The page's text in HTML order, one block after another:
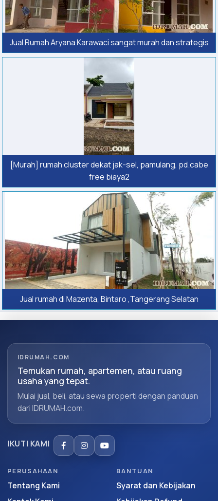
Jual Rumah Aryana Karawaci sangat murah dan strategis
[Murah] rumah cluster dekat jak-sel, pamulang, pd.cabe
free biaya2
Jual rumah di Mazenta, Bintaro ,Tangerang Selatan
IDRUMAH.COM
Temukan rumah, apartemen, atau ruang
usaha yang tepat.
Mulai jual, beli, atau sewa properti dengan panduan
dari IDRUMAH.com.
IKUTI KAMI
PERUSAHAAN
Tentang Kami
BANTUAN
Syarat dan Kebijakan